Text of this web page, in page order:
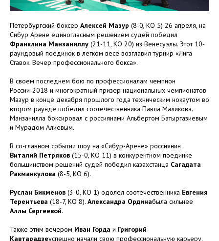
Петербургский боксер Алексей Мазур (8-0, КО 5) 26 апреля, на
Сибур Арене единогласным решением судей победил
Франклина Манзаниллу (21-11, КО 20) из Венесуэлы. Этот 10-
раундовый поединок в легком весе возглавил турнир «Лига
Ставок. Вечер профессионального бокса».
В своем последнем бою по профессионалам чемпион
России-2018 и многократный призер национальных чемпионатов
Мазур в конце декабря прошлого года техническим нокаутом во
втором раунде победил соотечественника Павла Маликова.
Манзанилла боксировал с россиянами Альбертом Батыргазиевым
и Мурадом Алиевым.
В со-главном событии шоу на «Сибур-Арене» россиянин
Виталий Петряков (15-0, КО 11) в конкурентном поединке
большинством решений судей победил казахстанца Сагадата
Ракманкулова (8-5, КО 6).
Руслан Бикменов (3-0, КО 1) одолел соотечественника Евгения
Терентьева (18-7, КО 8). Александра Ординабыла сильнее
Аллы Сергеевой.
Также этим вечером Иван Горда и Григорий
Кавтарадзеуспешно начали свою профессиональную карьеру.